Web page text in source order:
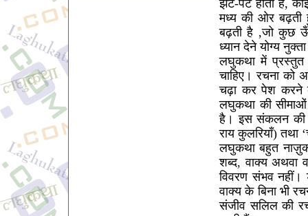
झट-पट होता है,
मध्य की ओर बढ़ती
बढ़ती है ,जो कुछ
ध्यान देने योग्य
लघुकथा में प्रस्तुत
चाहिए। रचना को
चढ़ा कर पेश करने
लघुकथा की सीमाओं
है। इस संकलन की
राय कुलरियाँ) तथा
लघुकथा बहुत
शब्द, वाक्य अथवा
विवरण संभव
वाक्य के बिना भी
संजीव सलिल की